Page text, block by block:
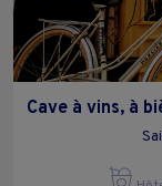
Cave à vins, à